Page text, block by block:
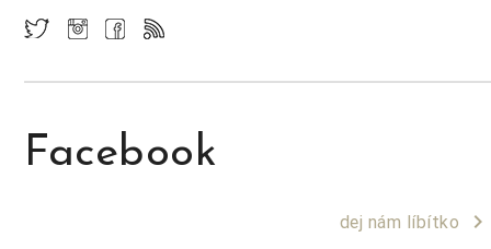
Facebook
dej nám líbítko keyboard_arrow_right